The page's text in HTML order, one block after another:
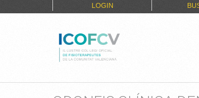
LOGIN